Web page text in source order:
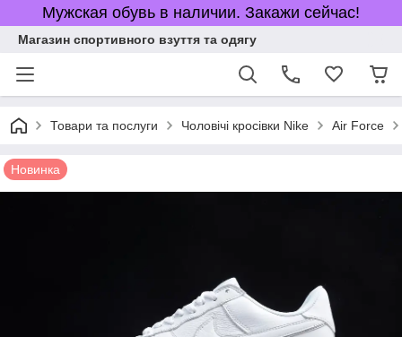
Мужская обувь в наличии. Закажи сейчас!
Магазин спортивного взуття та одягу
Товари та послуги Чоловічі кросівки Nike Air Force
Новинка